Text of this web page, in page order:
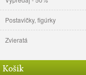
Postavičky, figúrky
Zvieratá
Košík